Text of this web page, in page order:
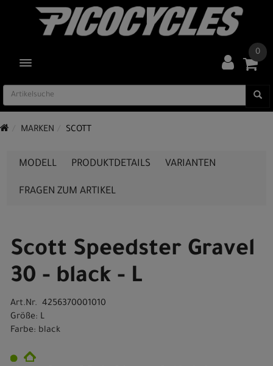
TOGGLE NAVIGATION
0
MARKEN SCOTT
MODELL PRODUKTDETAILS VARIANTEN
FRAGEN ZUM ARTIKEL
Scott Speedster Gravel
30 - black - L
Art.Nr. 4256370001010
Größe: L
Farbe: black